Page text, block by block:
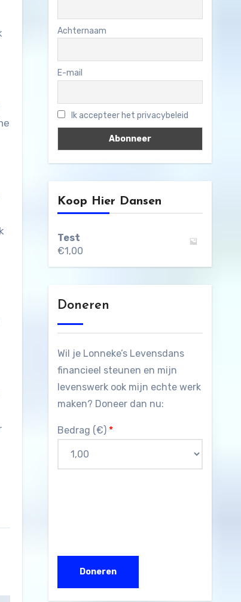
Achternaam
E-mail
Ik accepteer het privacybeleid
Koop Hier Dansen
Test
€1,00
Doneren
Wil je Lonneke’s Levensdans
financieel steunen en mijn
levenswerk ook mijn echte werk
maken? Doneer dan nu:
Bedrag (€) *